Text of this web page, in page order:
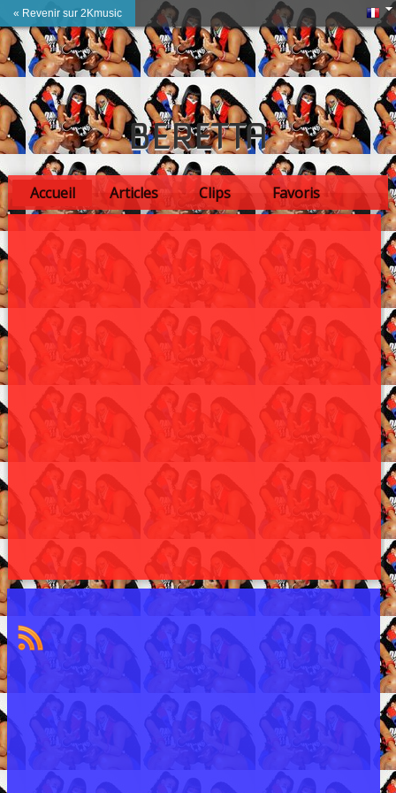
« Revenir sur 2Kmusic
BERETTA
Accueil Articles Clips
Favoris
Amis